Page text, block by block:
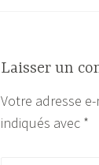
Laisser un
Votre adresse
indiqués avec *